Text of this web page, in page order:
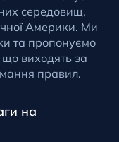
середовищ,
Америки. Ми
та пропонуємо
виходять за
правил.
на